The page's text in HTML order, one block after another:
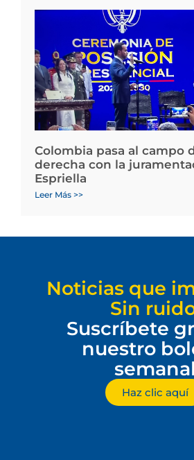
Colombia pasa al campo
derecha con la
Espriella
Leer Más >>
Noticias que
Sin
Suscríbete
nuestro
semanal
Haz clic aquí